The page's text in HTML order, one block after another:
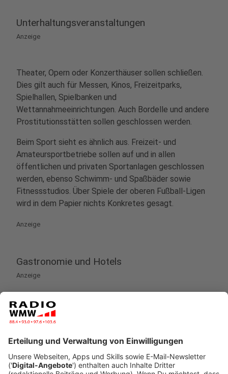
Unterhaltungsveranstaltungen
Anzeige
Theater, Opern oder Konzerthäuser sollen schließen.
Dies gilt auch für Messen, Kinos, Freizeitparks,
Spielhallen, Spielbanken und
Wettannahmeeinrichtungen. Auch Bordelle und andere
Prostitutionsstätten sollen geschlossen werden.
Beim Sport sieht es ähnlich aus. Freizeit- und
Amateursportbetriebe sollen auf und in allen
öffentlichen und privaten Sportanlagen geschlossen
werden, ebenso Schwimm- und Spaßbäder sowie
Fitnessstudios. Über Spiele der oberen Fußball-Ligen
wird in dem Papier nichts Konkretes gesagt.
Anzeige
Gastronomie und Hotels
Anzeige
Bars, Clubs, Diskotheken, Kneipen und ähnliche
Einrichtungen sollen geschlossen werden.
Ausgenommen werden sollen die Lieferung und
Abholung von Speisen für den Verzehr zu Hause.
Touristische Übernachtungsangebote im Inland sollen